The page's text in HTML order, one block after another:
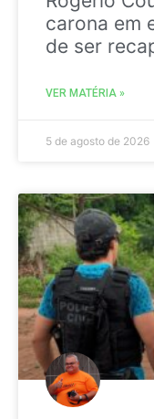
carona em
de ser
VER MATÉRIA »
5 de agosto de 2026